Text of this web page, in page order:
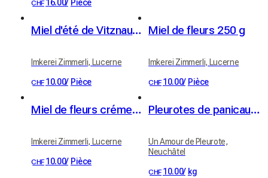
CHF 16.00/ Pièce
Miel d'été de Vitznau 250 g
Imkerei Zimmerli, Lucerne
CHF 10.00/ Pièce
Miel de fleurs 250 g
Imkerei Zimmerli, Lucerne
CHF 10.00/ Pièce
Miel de fleurs crémeux 250 g
Imkerei Zimmerli, Lucerne
CHF 10.00/ Pièce
Pleurotes de panicaut (Eryngii)
Un Amour de Pleurote,
Neuchâtel
CHF 10.00/ kg